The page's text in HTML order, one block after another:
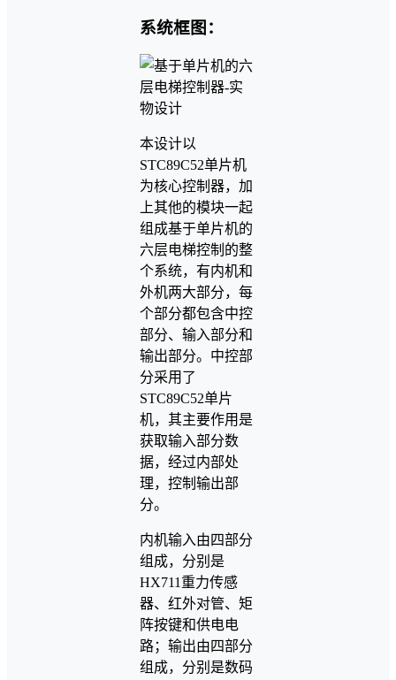
系统框图：
本设计以
STC89C52单片机
为核心控制器，加
上其他的模块一起
组成基于单片机的
六层电梯控制的整
个系统，有内机和
外机两大部分，每
个部分都包含中控
部分、输入部分和
输出部分。中控部
分采用了
STC89C52单片
机，其主要作用是
获取输入部分数
据，经过内部处
理，控制输出部
分。
内机输入由四部分
组成，分别是
HX711重力传感
器、红外对管、矩
阵按键和供电电
路；输出由四部分
组成，分别是数码